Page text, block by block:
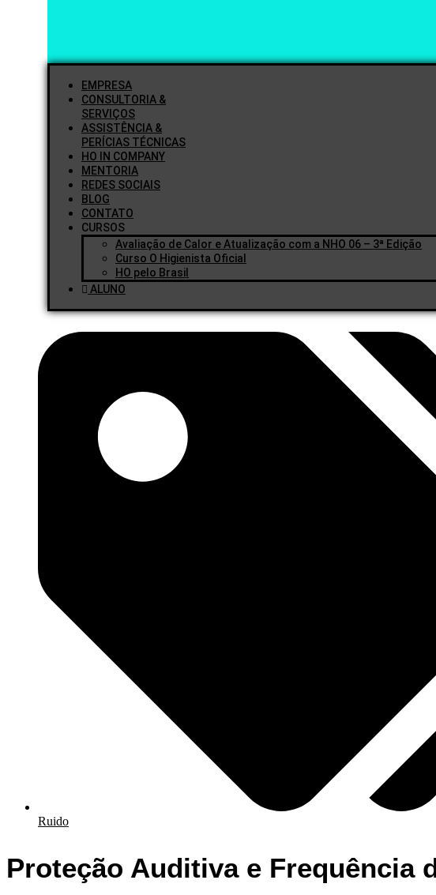
EMPRESA
CONSULTORIA &
SERVIÇOS
ASSISTÊNCIA &
PERÍCIAS TÉCNICAS
HO IN COMPANY
MENTORIA
REDES SOCIAIS
BLOG
CONTATO
CURSOS
Avaliação de Calor e Atualização com a NHO 06 – 3ª Edição
Curso O Higienista Oficial
HO pelo Brasil
ALUNO
Ruido
Proteção Auditiva e Frequência